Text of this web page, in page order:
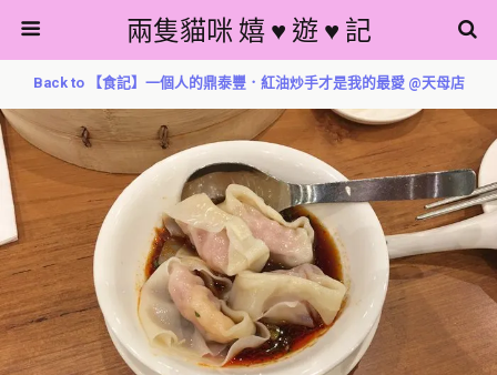
兩隻貓咪 嬉 ♥ 遊 ♥ 記
Back to 【食記】一個人的鼎泰豐．紅油炒手才是我的最愛 @天母店